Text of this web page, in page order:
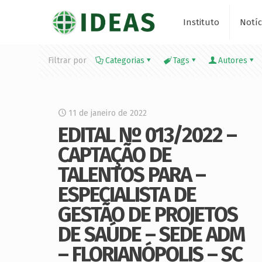
Instituto
Filtrar por Categorias Tags Autores
11 de janeiro de 2022
EDITAL Nº 013/2022 –
CAPTAÇÃO DE
TALENTOS PARA –
ESPECIALISTA DE
GESTÃO DE PROJETOS
DE SAÚDE – SEDE ADM
– FLORIANÓPOLIS – SC